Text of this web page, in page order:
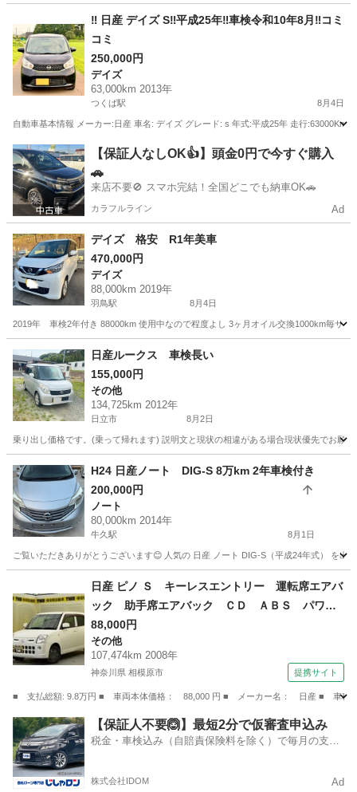
モコ
‼️ 日産 デイズ S‼️平成25年‼️車検令和10年8月‼️コミ
コミ
250,000円
デイズ
63,000km 2013年
つくば駅 8月4日
自動車基本情報 メーカー:日産 車名: デイズ グレード: s 年式:平成25年 走行:63000Km
茨城 つくば市 つくば駅 デイズ 自動車
【保証人なしOK👍】頭金0円で今すぐ購入
🚗
来店不要🚫 スマホ完結！全国どこでも納車OK🚗
カラフルライン Ad
デイズ 格安 R1年美車
470,000円
デイズ
88,000km 2019年
羽鳥駅 8月4日
2019年 車検2年付き 88000km 使用中なので程度よし 3ヶ月オイル交換1000km毎サ
茨城 石岡市 羽鳥駅 デイズ
日産ルークス 車検長い
155,000円
その他
134,725km 2012年
日立市 8月2日
乗り出し価格です。(乗って帰れます) 説明文と現状の相違がある場合現状優先でお願
茨城 日立市 その他
H24 日産ノート DIG-S 8万km 2年車検付き
200,000円
ノート
80,000km 2014年
牛久駅 8月1日
ご覧いただきありがとうございます😊 人気の 日産 ノート DIG-S（平成24年式）
牛久駅 ノート
日産 ピノ Ｓ キーレスエントリー 運転席エアバ
ック 助手席エアバック ＣＤ ＡＢＳ パワー
ステアリング （検9.9）
88,000円
その他
107,474km 2008年
神奈川県 相模原市 提携サイト
■ 支払総額: 9.8万円 ■ 車両本体価格： 88,000 円 ■ メーカー名： 日産 ■ 車
神奈川 相模原市 その他
【保証人不要🙆】最短2分で仮審査申込み
税金・車検込み（自賠責保険料を除く）で毎月の支払
株式会社IDOM Ad